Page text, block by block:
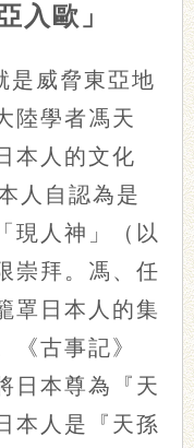
入歐」
是威脅東亞地
陸學者馮天
本人的文化
人自認為是
現人神」（以
崇拜。馮、任
罩日本人的集
《古事記》
日本尊為『天
本人是『天孫